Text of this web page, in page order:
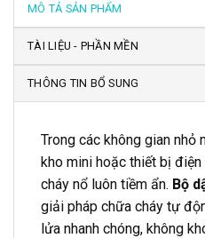
MÔ TẢ SẢN PHẨM
TÀI LIỆU - PHẦN MỀN
THÔNG TIN BỔ SUNG
Trong các không gian nhỏ
kho mini hoặc thiết bị
cháy nổ luôn tiềm ẩn. Bộ
giải pháp chữa cháy tự
lửa nhanh chóng, không